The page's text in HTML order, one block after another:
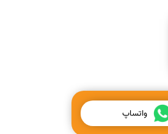
واتساپ